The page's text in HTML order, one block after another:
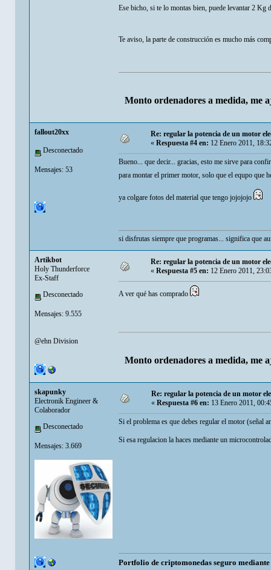
Ese bicho, si te lo montas bien, puede levantar 2 Kg
Te aviso, la parte de construcción es mucho más
Monto ordenadores a medida, me
fallout20xx
Desconectado
Mensajes: 53
Re: regular la potencia de un motor
«Respuesta #4 en:12 Enero 2011,
Bueno... que decir... gracias, esto me sirve para
para montar el primer motor, solo que el equpo que
ya colgare fotos del material que tengo jojojojo
si disfrutas siempre que programas... significa que
Artikbot
Holy Thunderforce
Ex-Staff
Desconectado
Mensajes: 9.555
@ehn Division
Re: regular la potencia de un motor
« Respuesta #5 en: 12 Enero 2011,
A ver qué has comprado
Monto ordenadores a medida, me
skapunky
Electronik Engineer &
Colaborador
Desconectado
Mensajes: 3.669
Re: regular la potencia de un motor
«Respuesta #6 en:13 Enero 2011,
Si el problema es que debes regular el motor (señal
Si esa regulacion la haces mediante un
Portfolio de criptomonedas seguro